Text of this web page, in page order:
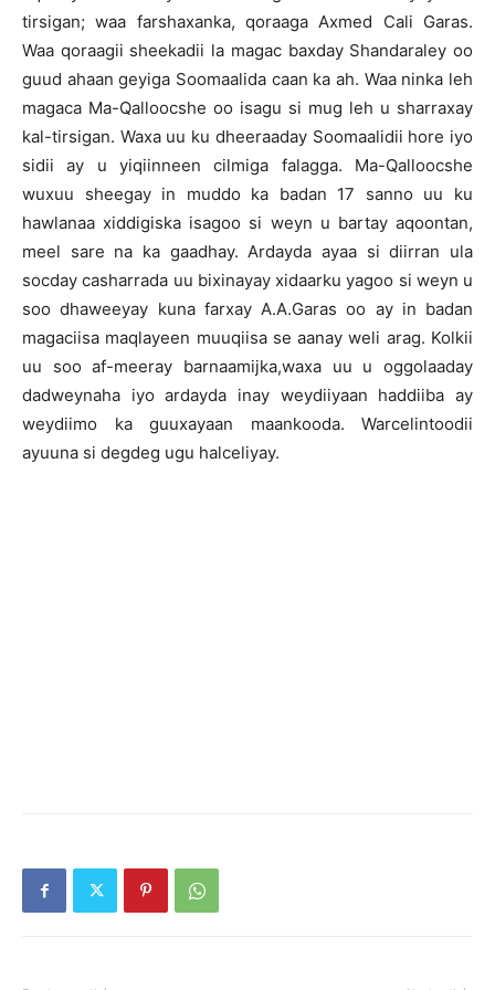
tirsigan; waa farshaxanka, qoraaga Axmed Cali Garas.
Waa qoraagii sheekadii la magac baxday Shandaraley oo
guud ahaan geyiga Soomaalida caan ka ah. Waa ninka leh
magaca Ma-Qalloocshe oo isagu si mug leh u sharraxay
kal-tirsigan. Waxa uu ku dheeraaday Soomaalidii hore iyo
sidii ay u yiqiinneen cilmiga falagga. Ma-Qalloocshe
wuxuu sheegay in muddo ka badan 17 sanno uu ku
hawlanaa xiddigiska isagoo si weyn u bartay aqoontan,
meel sare na ka gaadhay. Ardayda ayaa si diirran ula
socday casharrada uu bixinayay xidaarku yagoo si weyn u
soo dhaweeyay kuna farxay A.A.Garas oo ay in badan
magaciisa maqlayeen muuqiisa se aanay weli arag. Kolkii
uu soo af-meeray barnaamijka,waxa uu u oggolaaday
dadweynaha iyo ardayda inay weydiiyaan haddiiba ay
weydiimo ka guuxayaan maankooda. Warcelintoodii
ayuuna si degdeg ugu halceliyay.